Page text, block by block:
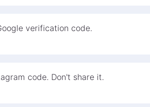
verification code.
code. Don't share it.